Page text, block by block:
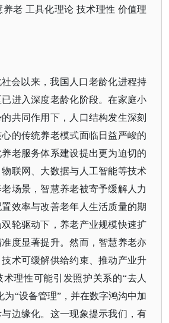
养老 工具化理论 技术理性 价值理
会以来，我国人口老龄化进程持
进入深度老龄化阶段。在家庭小
共同作用下，人口结构发生深刻
的传统养老模式面临日益严峻的
老服务体系建设提出更为迫切的
联网、大数据与人工智能等技术
场景，智慧养老被寄予缓解人力
效率与改善老年人生活质量的期
轮驱动下，养老产业规模快速扩
度显著提升。然而，智慧养老亦
术可缓解供给约束、推动产业升
术理性可能引发照护关系的“去人
为“设备管理”，并在数字鸿沟中加
边缘化。这一现象提示我们，有